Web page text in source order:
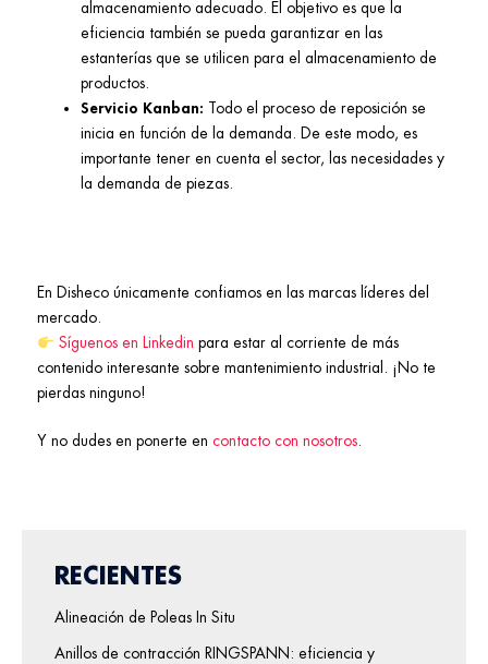
almacenamiento adecuado. El objetivo es que la
eficiencia también se pueda garantizar en las
estanterías que se utilicen para el almacenamiento de
productos.
Servicio Kanban: Todo el proceso de reposición se
inicia en función de la demanda. De este modo, es
importante tener en cuenta el sector, las necesidades y
la demanda de piezas.
En Disheco únicamente confiamos en las marcas líderes del
mercado.
Síguenos en Linkedin para estar al corriente de más
contenido interesante sobre mantenimiento industrial. ¡No te
pierdas ninguno!
Y no dudes en ponerte en contacto con nosotros
RECIENTES
Alineación de Poleas In Situ
Anillos de contracción RINGSPANN: eficiencia y